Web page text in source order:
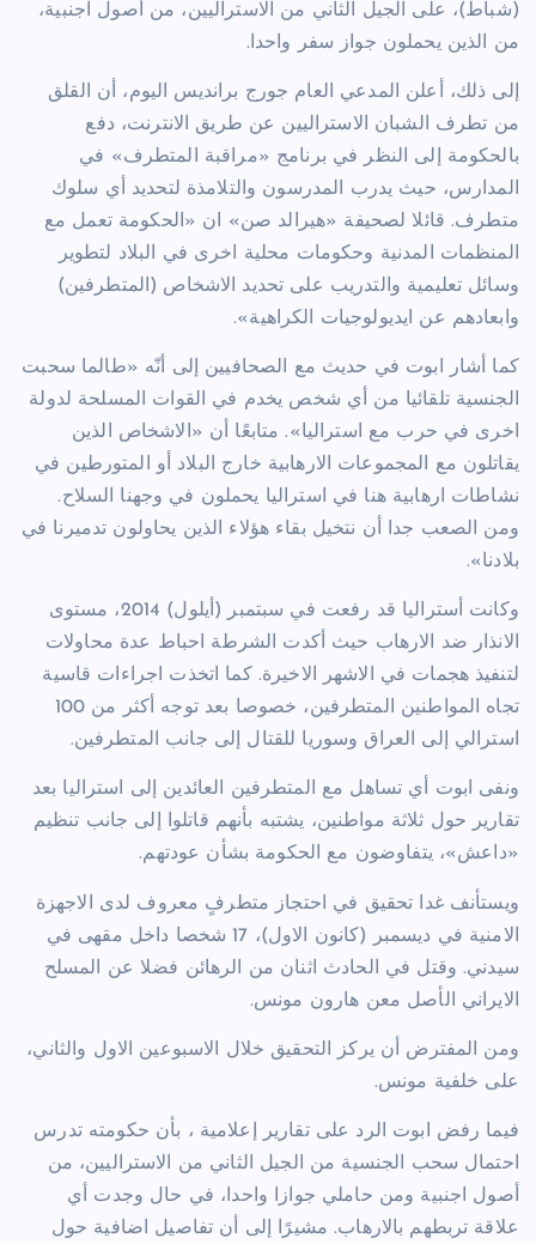
(شباط)، على الجيل الثاني من الاستراليين، من أصول اجنبية،
من الذين يحملون جواز سفر واحدا.
إلى ذلك، أعلن المدعي العام جورج برانديس اليوم، أن القلق
من تطرف الشبان الاستراليين عن طريق الانترنت، دفع
بالحكومة إلى النظر في برنامج «مراقبة المتطرف» في
المدارس، حيث يدرب المدرسون والتلامذة لتحديد أي سلوك
متطرف. قائلا لصحيفة «هيرالد صن» ان «الحكومة تعمل مع
المنظمات المدنية وحكومات محلية اخرى في البلاد لتطوير
وسائل تعليمية والتدريب على تحديد الاشخاص (المتطرفين)
وابعادهم عن ايديولوجيات الكراهية».
كما أشار ابوت في حديث مع الصحافيين إلى أنّه «طالما سحبت
الجنسية تلقائيا من أي شخص يخدم في القوات المسلحة لدولة
اخرى في حرب مع استراليا». متابعًا أن «الاشخاص الذين
يقاتلون مع المجموعات الارهابية خارج البلاد أو المتورطين في
نشاطات ارهابية هنا في استراليا يحملون في وجهنا السلاح.
ومن الصعب جدا أن نتخيل بقاء هؤلاء الذين يحاولون تدميرنا في
بلادنا».
وكانت أستراليا قد رفعت في سبتمبر (أيلول) 2014، مستوى
الانذار ضد الارهاب حيث أكدت الشرطة احباط عدة محاولات
لتنفيذ هجمات في الاشهر الاخيرة. كما اتخذت اجراءات قاسية
تجاه المواطنين المتطرفين، خصوصا بعد توجه أكثر من 100
استرالي إلى العراق وسوريا للقتال إلى جانب المتطرفين.
ونفى ابوت أي تساهل مع المتطرفين العائدين إلى استراليا بعد
تقارير حول ثلاثة مواطنين، يشتبه بأنهم قاتلوا إلى جانب تنظيم
«داعش»، يتفاوضون مع الحكومة بشأن عودتهم.
ويستأنف غدا تحقيق في احتجاز متطرفٍ معروف لدى الاجهزة
الامنية في ديسمبر (كانون الاول)، 17 شخصا داخل مقهى في
سيدني. وقتل في الحادث اثنان من الرهائن فضلا عن المسلح
الايراني الأصل معن هارون مونس.
ومن المفترض أن يركز التحقيق خلال الاسبوعين الاول والثاني،
على خلفية مونس.
فيما رفض ابوت الرد على تقارير إعلامية ، بأن حكومته تدرس
احتمال سحب الجنسية من الجيل الثاني من الاستراليين، من
أصول اجنبية ومن حاملي جوازا واحدا، في حال وجدت أي
علاقة تربطهم بالارهاب. مشيرًا إلى أن تفاصيل اضافية حول